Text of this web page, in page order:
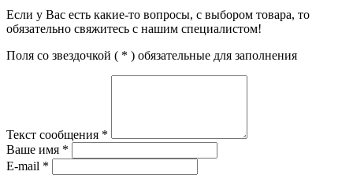
Если у Вас есть какие-то вопросы, с выбором товара, то
обязательно свяжитесь с нашим специалистом!
Поля со звездочкой ( * ) обязательные для заполнения
Текст сообщения *
Ваше имя *
E-mail *